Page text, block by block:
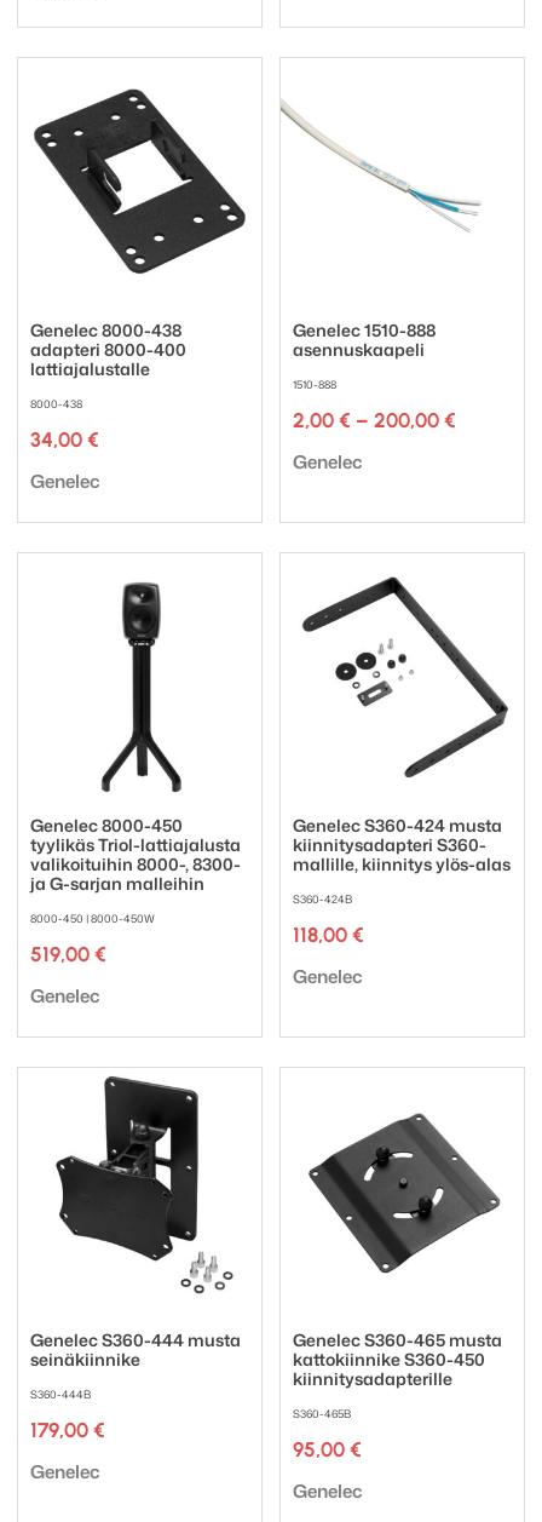
Genelec 8000-438
adapteri 8000-400
lattiajalustalle
8000-438
34,00 €
Tuotemerkki:
Genelec
Genelec 1510-888
asennuskaapeli
1510-888
2,00 € – 200,00 €
Tuotemerkki:
Genelec
Genelec 8000-450
tyylikäs Triol-lattiajalusta
valikoituihin 8000-, 8300-
ja G-sarjan malleihin
8000-450 | 8000-450W
519,00 €
Tuotemerkki:
Genelec
Genelec S360-424 musta
kiinnitysadapteri S360-
mallille, kiinnitys ylös-alas
S360-424B
118,00 €
Tuotemerkki:
Genelec
Genelec S360-444 musta
seinäkiinnike
S360-444B
179,00 €
Tuotemerkki:
Genelec
Genelec S360-465 musta
kattokiinnike S360-450
kiinnitysadapterille
S360-465B
95,00 €
Tuotemerkki:
Genelec